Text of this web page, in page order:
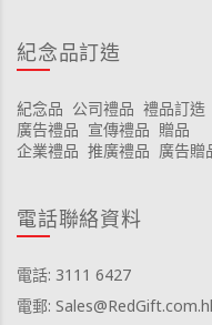
紀念品訂造
紀念品 公司禮品 禮品訂造
廣告禮品 宣傳禮品 贈品
企業禮品 推廣禮品 廣告贈
電話聯絡資料
電話: 3111 6427
電郵: